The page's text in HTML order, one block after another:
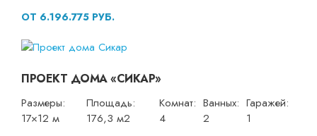
ОТ 6.196.775 РУБ.
ПРОЕКТ ДОМА «СИКАР»
Размеры:
17×12 м
Площадь:
176,3 м2
Комнат:
4
Ванных:
2
Гаражей:
1